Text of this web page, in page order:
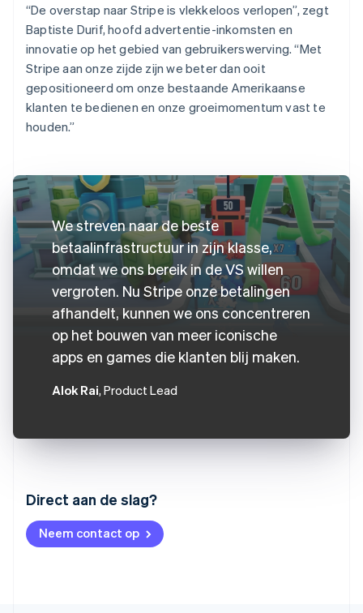
Direct aan de slag?
Neem contact op
“De overstap naar Stripe is vlekkeloos verlopen”, zegt
Baptiste Durif, hoofd advertentie-inkomsten en
innovatie op het gebied van gebruikerswerving. “Met
Stripe aan onze zijde zijn we beter dan ooit
gepositioneerd om onze bestaande Amerikaanse
klanten te bedienen en onze groeimomentum vast te
houden.”
We streven naar de beste
betaalinfrastructuur in zijn klasse,
omdat we ons bereik in de VS willen
vergroten. Nu Stripe onze betalingen
afhandelt, kunnen we ons concentreren
op het bouwen van meer iconische
apps en games die klanten blij maken.
Alok Rai, Product Lead
Australië
English
België
NederlandsFrançais Deutsch